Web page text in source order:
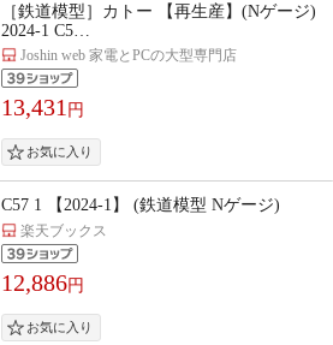
［鉄道模型］カトー 【再生産】(Nゲージ)
2024-1 C5…
Joshin web 家電とPCの大型専門店
13,431 円
C57 1 【2024-1】 (鉄道模型 Nゲージ)
楽天ブックス
12,886円